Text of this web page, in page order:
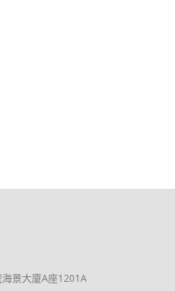
景大廈A座1201A